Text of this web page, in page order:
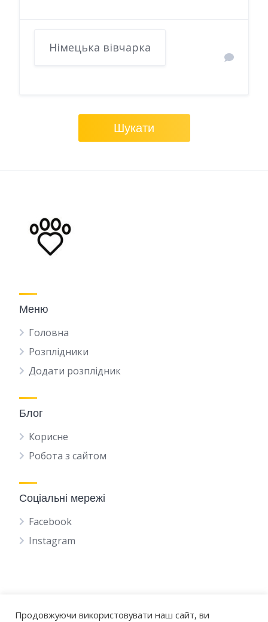
Німецька вівчарка
Шукати
Меню
Головна
Розплідники
Додати розплідник
Блог
Корисне
Робота з сайтом
Соціальні мережі
Facebook
Instagram
Продовжуючи використовувати наш сайт, ви